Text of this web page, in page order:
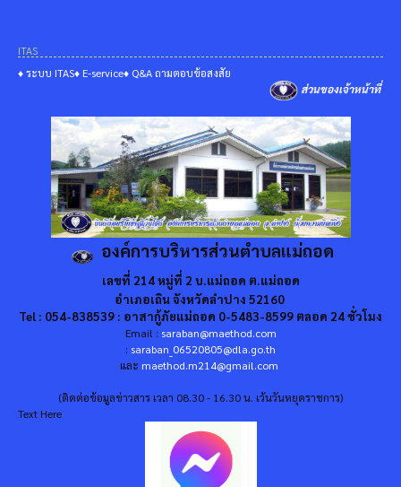
ITAS
♦ ระบบ ITAS♦ E-service♦ Q&A ถามตอบข้อสงสัย
ส่วนของเจ้าหน้าที่
องค์การบริหารส่วนตำบลแม่ถอด
เลขที่ 214 หมู่ที่ 2 บ.แม่ถอด ต.แม่ถอด
อำเภอเถิน จังหวัดลำปาง 52160
Tel : 054-838539 : อาสากู้ภัยแม่ถอด 0-5483-8599 ตลอด 24 ชั่วโมง
Email : saraban@maethod.com
: saraban_06520805@dla.go.th
และ maethod.m214@gmail.com
(ติดต่อข้อมูลข่าวสาร เวลา 08.30 - 16.30 น. เว้นวันหยุดราชการ)
Text Here